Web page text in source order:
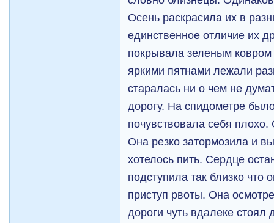
Осень раскрасила их в
единственное отличие их
покрывала зеленым
яркими пятнами лежали
старалась ни о чем не
дорогу. На спидометре
почувствовала себя
Она резко затормозила и
хотелось пить. Сердце
подступила так близко что
приступ рвоты. Она
дороги чуть вдалеке